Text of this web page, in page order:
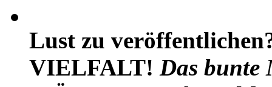
Lust zu
VIELFALT! Das bunte